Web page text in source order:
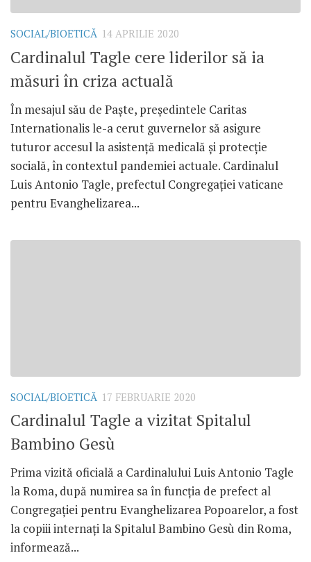
SOCIAL/BIOETICĂ 14 APRILIE 2020
Cardinalul Tagle cere liderilor să ia
măsuri în criza actuală
În mesajul său de Paște, președintele Caritas
Internationalis le-a cerut guvernelor să asigure
tuturor accesul la asistență medicală și protecție
socială, în contextul pandemiei actuale. Cardinalul
Luis Antonio Tagle, prefectul Congregației vaticane
pentru Evanghelizarea...
SOCIAL/BIOETICĂ 17 FEBRUARIE 2020
Cardinalul Tagle a vizitat Spitalul
Bambino Gesù
Prima vizită oficială a Cardinalului Luis Antonio Tagle
la Roma, după numirea sa în funcția de prefect al
Congregației pentru Evanghelizarea Popoarelor, a fost
la copiii internați la Spitalul Bambino Gesù din Roma,
informează...